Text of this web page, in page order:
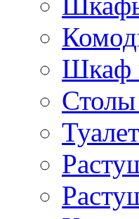
Шкаф
Столы